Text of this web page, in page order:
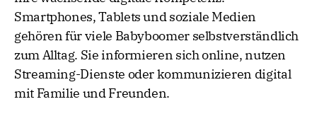
Smartphones, Tablets und soziale Medien
gehören für viele Babyboomer selbstverständlich
zum Alltag. Sie informieren sich online, nutzen
Streaming-Dienste oder kommunizieren digital
mit Familie und Freunden.